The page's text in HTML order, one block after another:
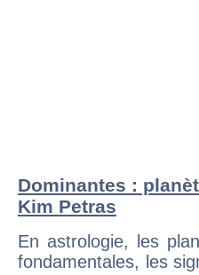
Dominantes :
Kim Petras
En astrologie, les
fondamentales, les